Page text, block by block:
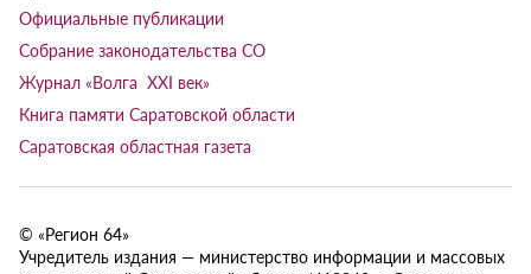
Официальные публикации
Собрание законодательства СО
Журнал «Волга XXI век»
Книга памяти Саратовской области
Саратовская областная газета
© «Регион 64»
Учредитель издания — министерство информации и массовых